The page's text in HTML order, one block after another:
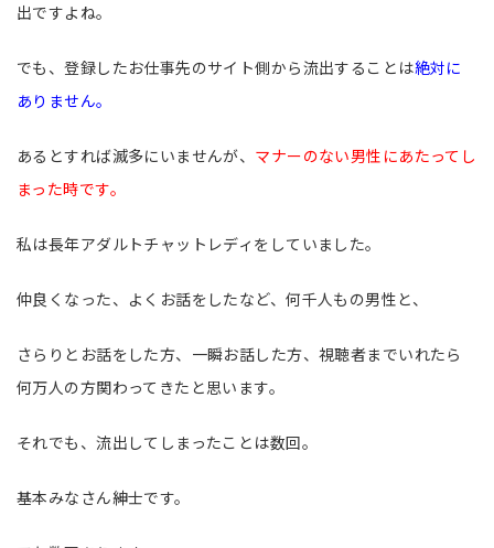
出ですよね。
でも、登録したお仕事先のサイト側から流出することは絶対に
ありません。
あるとすれば滅多にいませんが、 マナーのない男性にあたってし
まった時です。
私は長年アダルトチャットレディをしていました。
仲良くなった、よくお話をしたなど、何千人もの男性と、
さらりとお話をした方、一瞬お話した方、視聴者までいれたら
何万人の方関わってきたと思います。
それでも、流出してしまったことは数回。
基本みなさん紳士です。